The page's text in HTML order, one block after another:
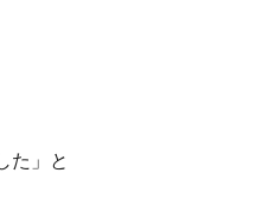
た」と